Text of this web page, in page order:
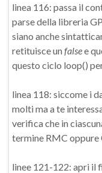
linea 116: passa il
parse della libreria
siano anche
retituisce un falsee
questo ciclo loop()
linea 118: siccome i
molti ma a te
verifica che in
termine RMC oppure
linee 121-122: apri il